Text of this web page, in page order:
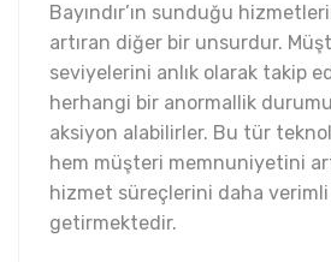
Bayındır’ın sunduğu
artıran diğer bir unsurdur.
seviyelerini anlık olarak takip
herhangi bir anormallik
aksiyon alabilirler. Bu tür
hem müşteri memnuniyetini
hizmet süreçlerini daha
getirmektedir.